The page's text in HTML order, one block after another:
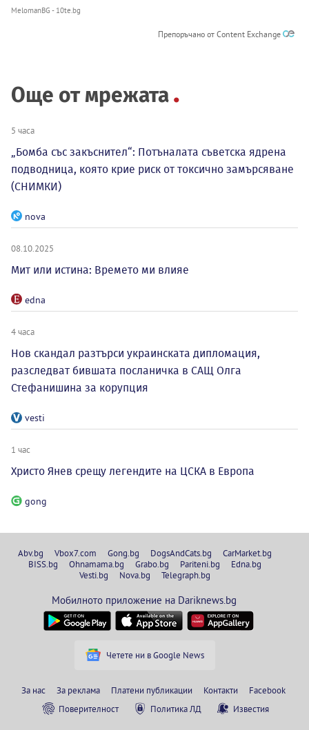
MelomanBG - 10te.bg
Препоръчано от Content Exchange
Още от мрежата
5 часа
„Бомба със закъснител“: Потъналата съветска ядрена
подводница, която крие риск от токсично замърсяване
(СНИМКИ)
nova
08.10.2025
Мит или истина: Времето ми влияе
edna
4 часа
Нов скандал разтърси украинската дипломация,
разследват бившата посланичка в САЩ Олга
Стефанишина за корупция
vesti
1 час
Христо Янев срещу легендите на ЦСКА в Европа
gong
Abv.bg Vbox7.com Gong.bg DogsAndCats.bg
CarMarket.bg
BISS.bg
Ohnamama.bg Grabo.bg Pariteni.bg
Edna.bg
Vesti.bg
Nova.bg Telegraph.bg
Мобилното приложение на Dariknews.bg
Четете ни в Google News
За нас За реклама Платени публикации Контакти
Facebook
Поверителност
Политика ЛД Известия